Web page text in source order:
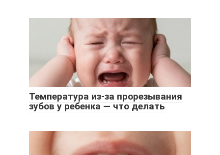
Температура из-за прорезывания
зубов у ребенка — что делать